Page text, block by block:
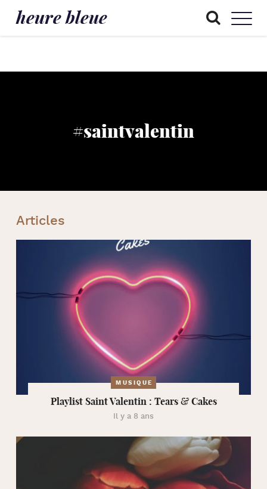
heure bleue
#saintvalentin
Articles
MUSIQUE
Playlist Saint Valentin : Tears & Cakes
Il y a 8 ans